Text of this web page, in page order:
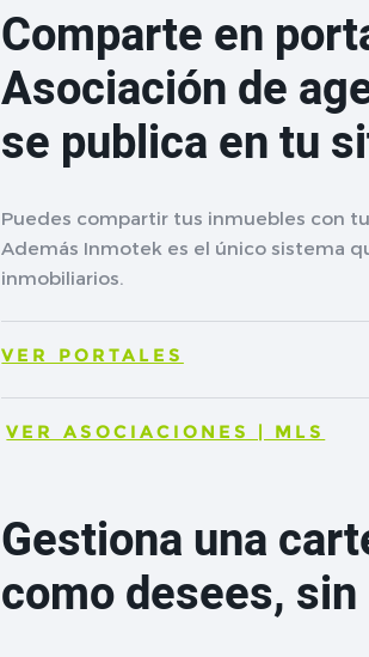
Comparte en
Asociación de
se publica en tu
Puedes compartir tus inmuebles con
Además Inmotek es el único sistema
inmobiliarios.
VER PORTALES
VER ASOCIACIONES | MLS
Gestiona una
como desees,